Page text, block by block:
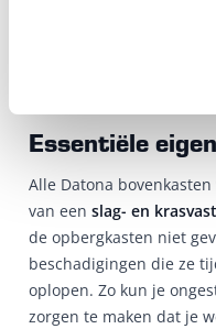
Essentiële
Alle Datona
van een slag- en
de opbergkasten niet
beschadigingen die ze
oplopen. Zo kun je
zorgen te maken dat je